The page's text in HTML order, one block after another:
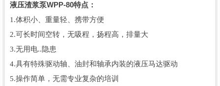
液压渣浆泵WPP-80特点：
1.体积小、重量轻、携带方便
2.可长时间空转，无吸程，扬程高，排量大
3.无用电..隐患
4.具有特殊驱动轴、油封和轴承内装的液压马达驱动
5.操作简单，无需专业复杂的培训